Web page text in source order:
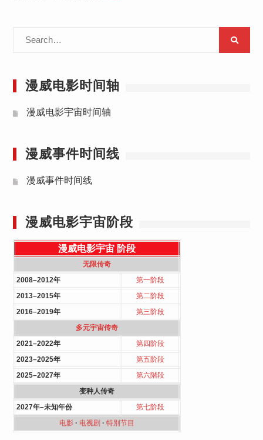
漫威电影时间轴
漫威电影宇宙时间轴
漫威事件时间线
漫威事件时间线
漫威电影宇宙阶段
漫威电影宇宙 阶段
无限传奇
2008–2012年
第一阶段
2013–2015年
第二阶段
2016–2019年
第三阶段
多元宇宙传奇
2021–2022年
第四阶段
2023–2025年
第五阶段
2025–2027年
第六階段
变种人传奇
2027年–未知年份
第七阶段
电影· 电视剧 · 特別节目